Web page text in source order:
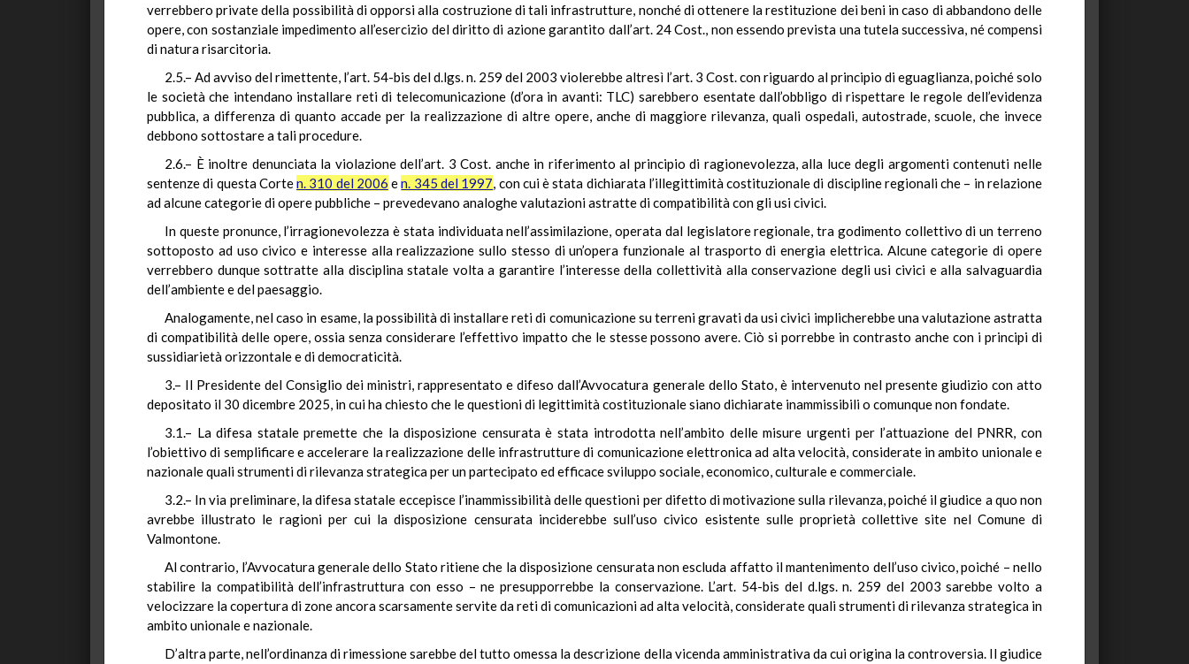
verrebbero private della possibilità di opporsi alla costruzione di tali infrastrutture, nonché di ottenere la restituzione dei beni in caso di abbandono delle
opere, con sostanziale impedimento all’esercizio del diritto di azione garantito dall’art. 24 Cost., non essendo prevista una tutela successiva, né compensi
di natura risarcitoria.
2.5.– Ad avviso del rimettente, l’art. 54-bis del d.lgs. n. 259 del 2003 violerebbe altresì l’art. 3 Cost. con riguardo al principio di eguaglianza, poiché solo
le società che intendano installare reti di telecomunicazione (d’ora in avanti: TLC) sarebbero esentate dall’obbligo di rispettare le regole dell’evidenza
pubblica, a differenza di quanto accade per la realizzazione di altre opere, anche di maggiore rilevanza, quali ospedali, autostrade, scuole, che invece
debbono sottostare a tali procedure.
2.6.– È inoltre denunciata la violazione dell’art. 3 Cost. anche in riferimento al principio di ragionevolezza, alla luce degli argomenti contenuti nelle
sentenze di questa Corten. 310 del 2006 en. 345 del 1997, con cui è stata dichiarata l’illegittimità costituzionale di discipline regionali che – in relazione
ad alcune categorie di opere pubbliche – prevedevano analoghe valutazioni astratte di compatibilità con gli usi civici.
In queste pronunce, l’irragionevolezza è stata individuata nell’assimilazione, operata dal legislatore regionale, tra godimento collettivo di un terreno
sottoposto ad uso civico e interesse alla realizzazione sullo stesso di un’opera funzionale al trasporto di energia elettrica. Alcune categorie di opere
verrebbero dunque sottratte alla disciplina statale volta a garantire l’interesse della collettività alla conservazione degli usi civici e alla salvaguardia
dell’ambiente e del paesaggio.
Analogamente, nel caso in esame, la possibilità di installare reti di comunicazione su terreni gravati da usi civici implicherebbe una valutazione astratta
di compatibilità delle opere, ossia senza considerare l’effettivo impatto che le stesse possono avere. Ciò si porrebbe in contrasto anche con i principi di
sussidiarietà orizzontale e di democraticità.
3.– Il Presidente del Consiglio dei ministri, rappresentato e difeso dall’Avvocatura generale dello Stato, è intervenuto nel presente giudizio con atto
depositato il 30 dicembre 2025, in cui ha chiesto che le questioni di legittimità costituzionale siano dichiarate inammissibili o comunque non fondate.
3.1.– La difesa statale premette che la disposizione censurata è stata introdotta nell’ambito delle misure urgenti per l’attuazione del PNRR, con
l’obiettivo di semplificare e accelerare la realizzazione delle infrastrutture di comunicazione elettronica ad alta velocità, considerate in ambito unionale e
nazionale quali strumenti di rilevanza strategica per un partecipato ed efficace sviluppo sociale, economico, culturale e commerciale.
3.2.– In via preliminare, la difesa statale eccepisce l’inammissibilità delle questioni per difetto di motivazione sulla rilevanza, poiché il giudice a quo non
avrebbe illustrato le ragioni per cui la disposizione censurata inciderebbe sull’uso civico esistente sulle proprietà collettive site nel Comune di
Valmontone.
Al contrario, l’Avvocatura generale dello Stato ritiene che la disposizione censurata non escluda affatto il mantenimento dell’uso civico, poiché – nello
stabilire la compatibilità dell’infrastruttura con esso – ne presupporrebbe la conservazione. L’art. 54-bis del d.lgs. n. 259 del 2003 sarebbe volto a
velocizzare la copertura di zone ancora scarsamente servite da reti di comunicazioni ad alta velocità, considerate quali strumenti di rilevanza strategica in
ambito unionale e nazionale.
D’altra parte, nell’ordinanza di rimessione sarebbe del tutto omessa la descrizione della vicenda amministrativa da cui origina la controversia. Il giudice